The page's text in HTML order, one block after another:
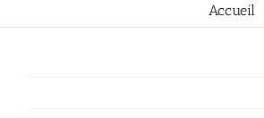
Accueil